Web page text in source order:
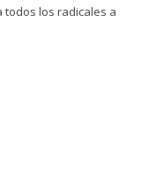
todos los radicales a